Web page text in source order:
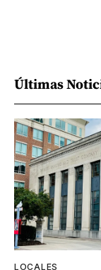
Últimas
LOCALES